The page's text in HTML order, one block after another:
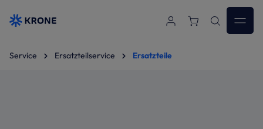
Zum Hauptinhalt springen
Service Ersatzteilservice Ersatzteile